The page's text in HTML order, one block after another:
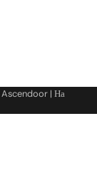
Ascendoor | На